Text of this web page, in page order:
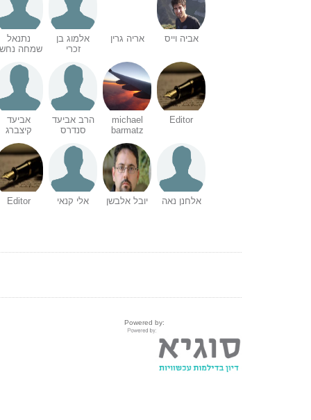
נתנאל
שמחה
אלמוג בן
זכרי
אריה גרין אביה וייס
אביעד
קיצברג
הרב אביעד
סנדרס
michael
barmatz
Editor
Editor אלי קנאי יובל אלבשן אלחנן נאה
Powered by: